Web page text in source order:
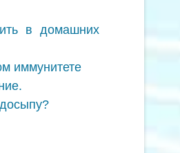
в домашних
иммунитете